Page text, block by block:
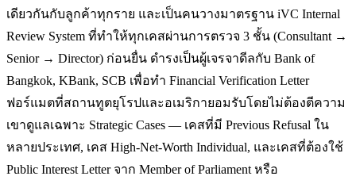
เดียวกันกับลูกค้าทุกราย และเป็นคนวางมาตรฐาน iVC Internal
Review System ที่ทำให้ทุกเคสผ่านการตรวจ 3 ชั้น (Consultant →
Senior → Director) ก่อนยื่น ดำรงเป็นผู้เจรจาดีลกับ Bank of
Bangkok, KBank, SCB เพื่อทำ Financial Verification Letter
ฟอร์แมตที่สถานทูตยุโรปและอเมริกายอมรับโดยไม่ต้องตีความ
เขาดูแลเฉพาะ Strategic Cases — เคสที่มี Previous Refusal ใน
หลายประเทศ, เคส High-Net-Worth Individual, และเคสที่ต้องใช้
Public Interest Letter จาก Member of Parliament หรือ